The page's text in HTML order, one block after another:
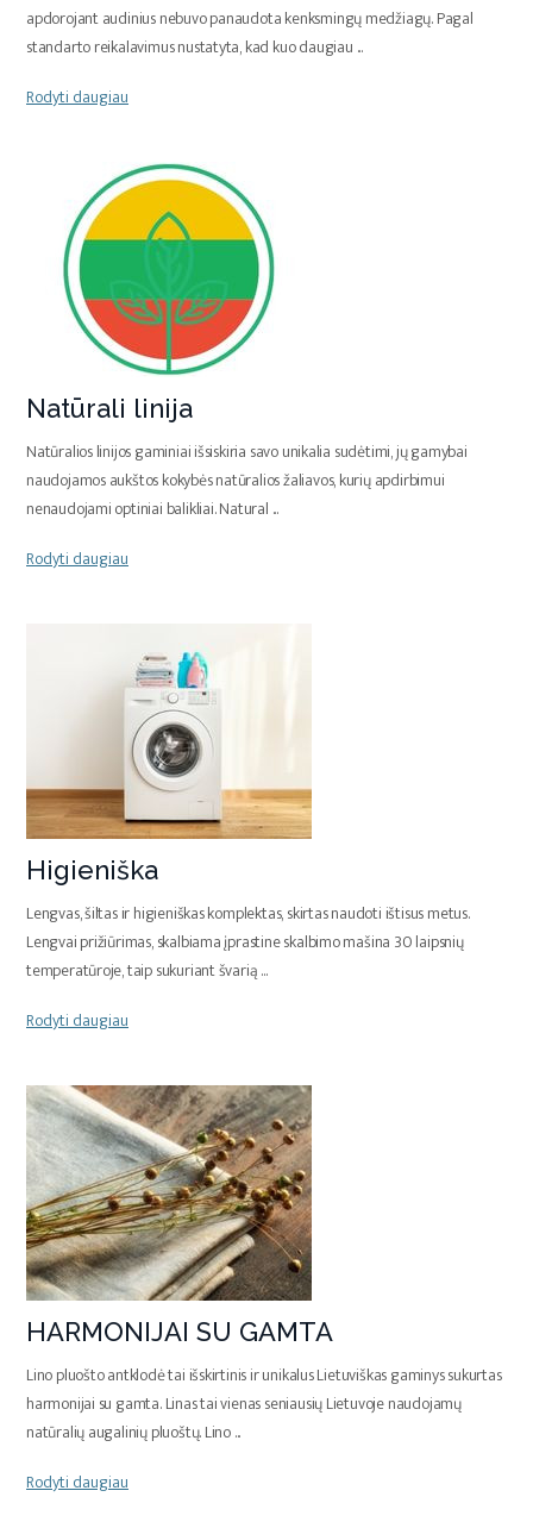
apdorojant audinius nebuvo panaudota kenksmingų medžiagų. Pagal
standarto reikalavimus nustatyta, kad kuo daugiau ...
Rodyti daugiau
Natūrali linija
Natūralios linijos gaminiai išsiskiria savo unikalia sudėtimi, jų gamybai
naudojamos aukštos kokybės natūralios žaliavos, kurių apdirbimui
nenaudojami optiniai balikliai. Natural ...
Rodyti daugiau
Higieniška
Lengvas, šiltas ir higieniškas komplektas, skirtas naudoti ištisus metus.
Lengvai prižiūrimas, skalbiama įprastine skalbimo mašina 30 laipsnių
temperatūroje, taip sukuriant švarią...
Rodyti daugiau
HARMONIJAI SU GAMTA
Lino pluošto antklodė tai išskirtinis ir unikalus Lietuviškas gaminys sukurtas
harmonijai su gamta. Linas tai vienas seniausių Lietuvoje naudojamų
natūralių augalinių pluoštų. Lino...
Rodyti daugiau